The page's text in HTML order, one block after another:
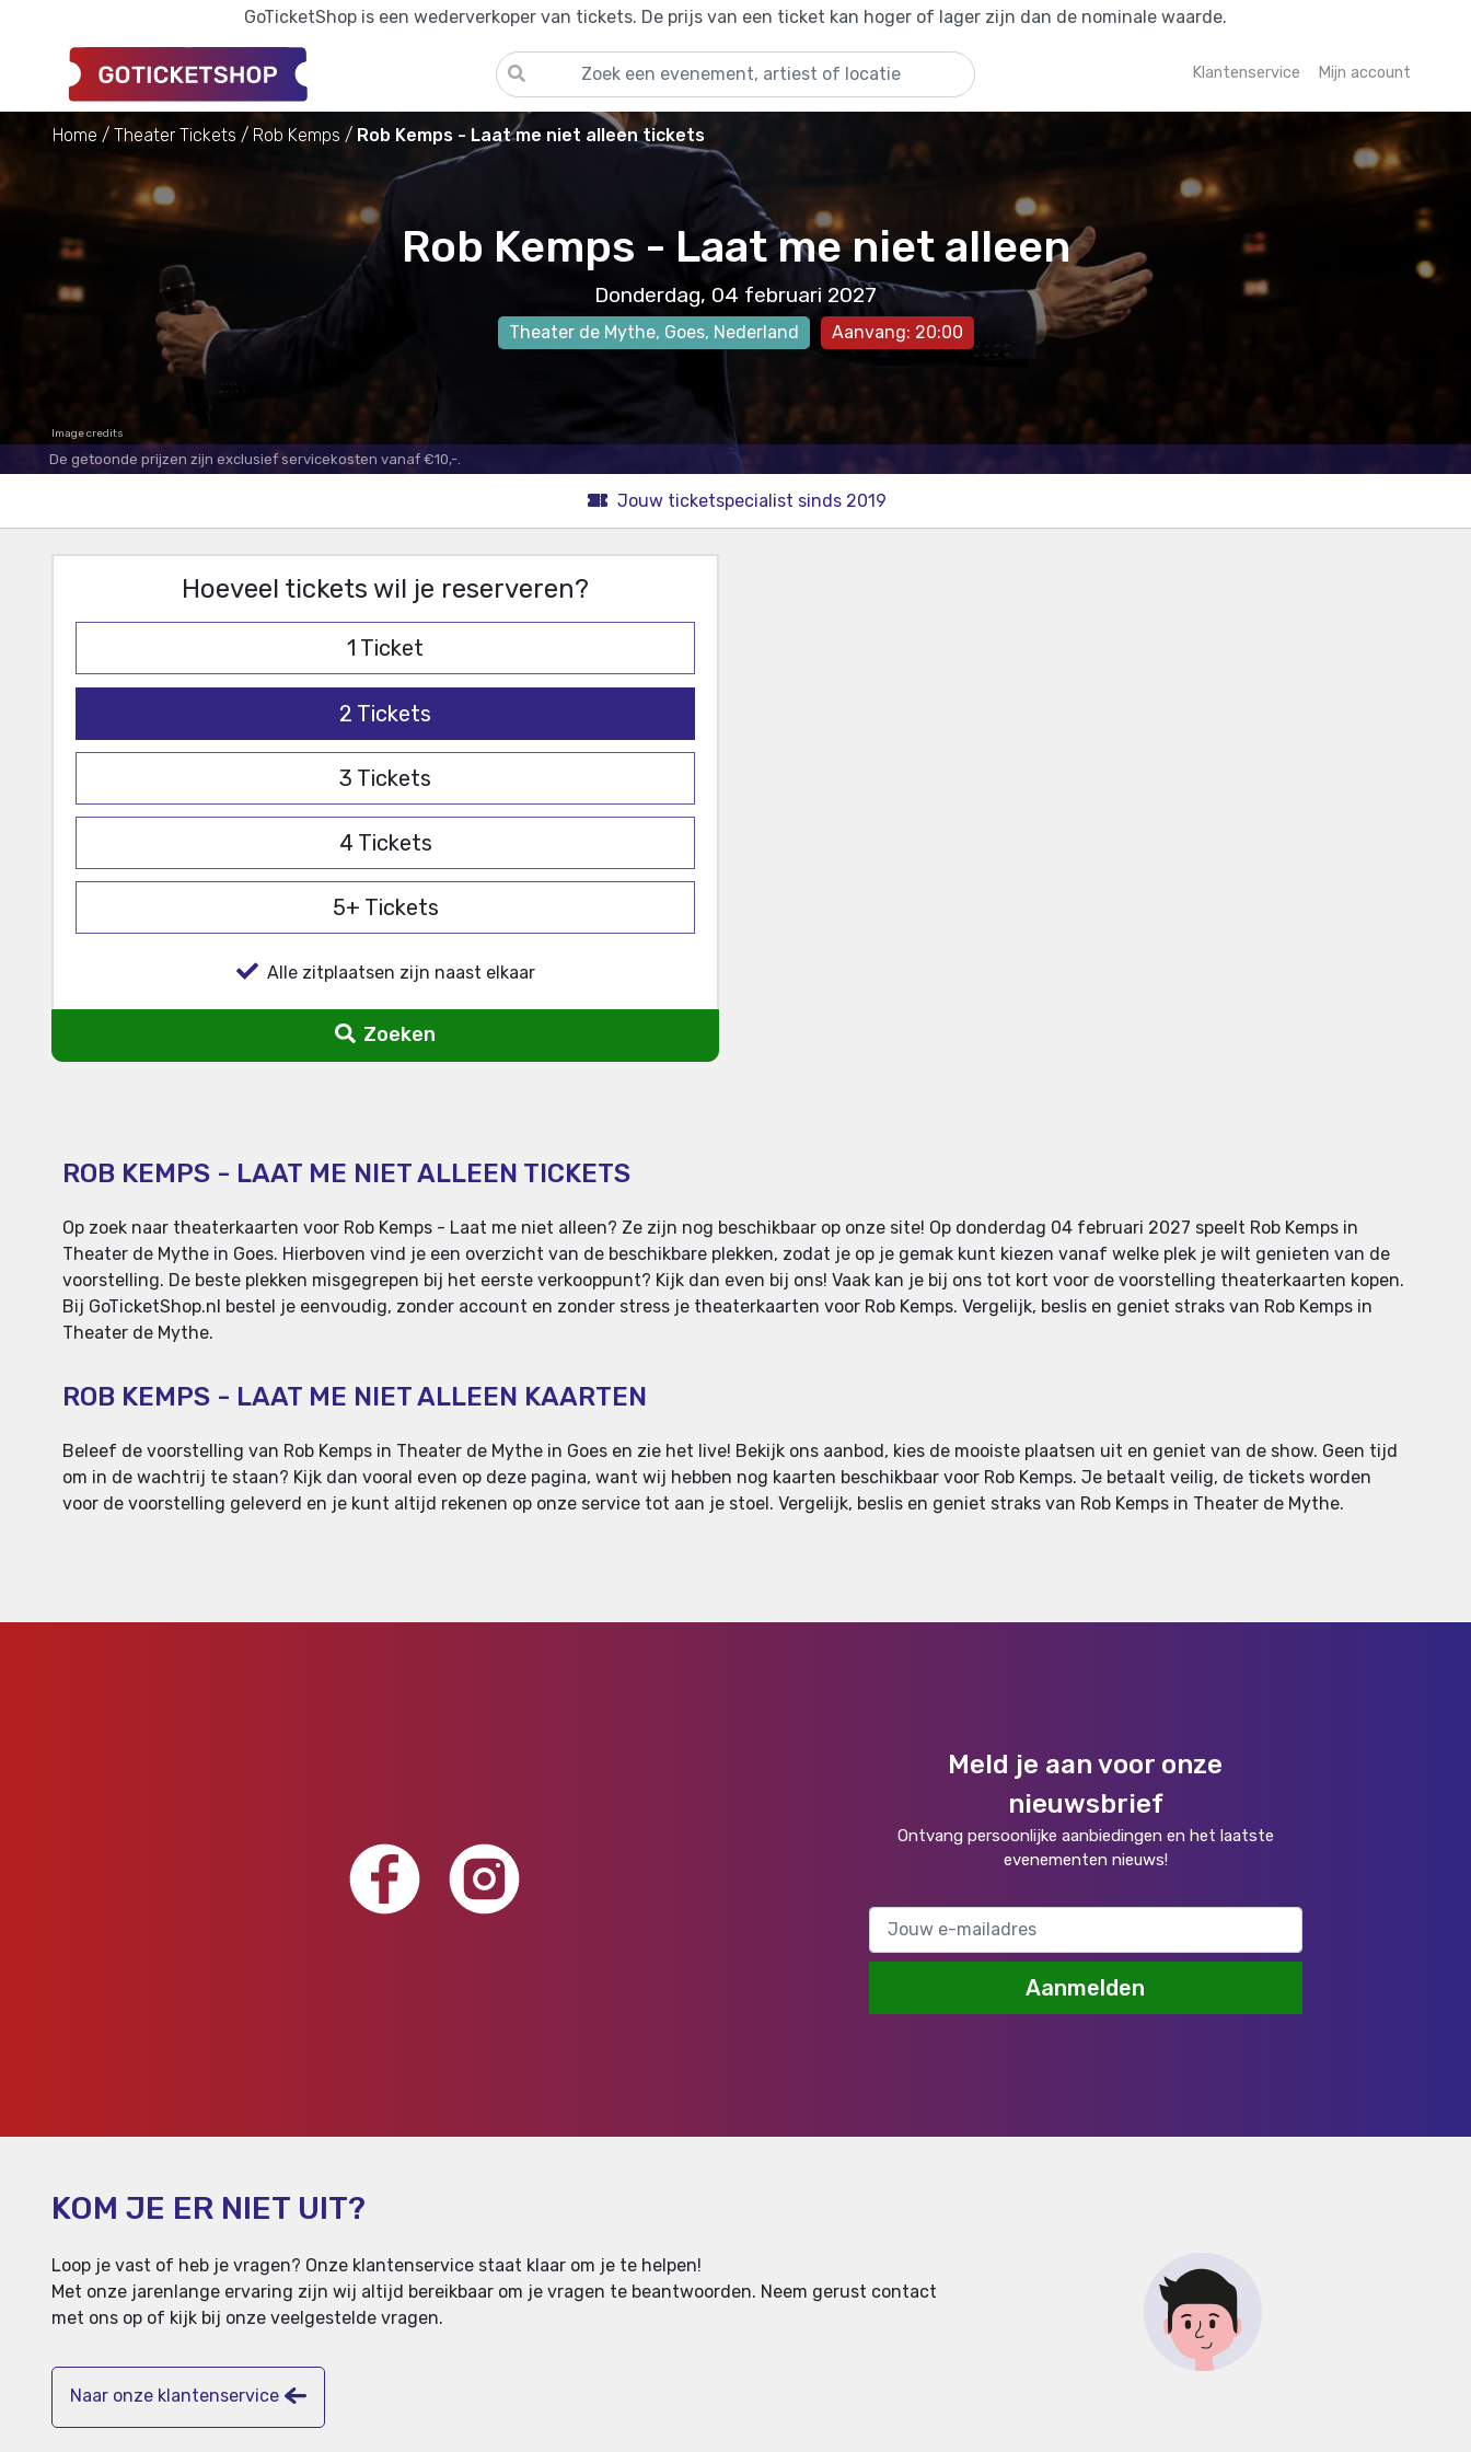
GoTicketShop is een wederverkoper van tickets. De prijs van een ticket kan hoger of lager zijn dan de nominale waarde.
Klantenservice Mijn account
Home Theater Tickets Rob Kemps Rob Kemps - Laat me niet alleen tickets
Rob Kemps - Laat me niet alleen
Donderdag, 04 februari 2027
Theater de Mythe, Goes, Nederland Aanvang: 20:00
Image credits
De getoonde prijzen zijn exclusief servicekosten vanaf €10,-.
Jouw ticketspecialist sinds 2019
Hoeveel tickets wil je reserveren?
1 Ticket
2 Tickets
3 Tickets
4 Tickets
5+ Tickets
Alle zitplaatsen zijn naast elkaar
Zoeken
ROB KEMPS - LAAT ME NIET ALLEEN TICKETS
Op zoek naar theaterkaarten voor Rob Kemps - Laat me niet alleen? Ze zijn nog beschikbaar op onze site! Op donderdag 04 februari 2027 speelt Rob Kemps in
Theater de Mythe in Goes. Hierboven vind je een overzicht van de beschikbare plekken, zodat je op je gemak kunt kiezen vanaf welke plek je wilt genieten van de
voorstelling. De beste plekken misgegrepen bij het eerste verkooppunt? Kijk dan even bij ons! Vaak kan je bij ons tot kort voor de voorstelling theaterkaarten kopen.
Bij GoTicketShop.nl bestel je eenvoudig, zonder account en zonder stress je theaterkaarten voor Rob Kemps. Vergelijk, beslis en geniet straks van Rob Kemps in
Theater de Mythe.
ROB KEMPS - LAAT ME NIET ALLEEN KAARTEN
Beleef de voorstelling van Rob Kemps in Theater de Mythe in Goes en zie het live! Bekijk ons aanbod, kies de mooiste plaatsen uit en geniet van de show. Geen tijd
om in de wachtrij te staan? Kijk dan vooral even op deze pagina, want wij hebben nog kaarten beschikbaar voor Rob Kemps. Je betaalt veilig, de tickets worden
voor de voorstelling geleverd en je kunt altijd rekenen op onze service tot aan je stoel. Vergelijk, beslis en geniet straks van Rob Kemps in Theater de Mythe.
Meld je aan voor onze
nieuwsbrief
Ontvang persoonlijke aanbiedingen en het laatste
evenementen nieuws!
Aanmelden
KOM JE ER NIET UIT?
Loop je vast of heb je vragen? Onze klantenservice staat klaar om je te helpen!
Met onze jarenlange ervaring zijn wij altijd bereikbaar om je vragen te beantwoorden. Neem gerust contact
met ons op of kijk bij onze veelgestelde vragen.
Naar onze klantenservice